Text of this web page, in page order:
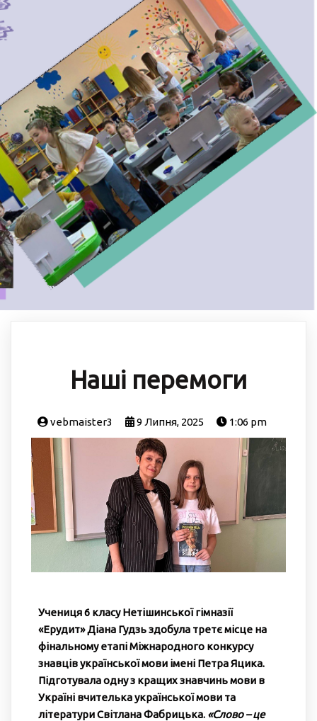
Наші перемоги
vebmaister3 9 Липня, 2025 1:06 pm
Учениця 6 класу Нетішинської гімназії
«Ерудит» Діана Гудзь здобула третє місце на
фінальному етапі Міжнародного конкурсу
знавців української мови імені Петра Яцика.
Підготувала одну з кращих знавчинь мови в
Україні вчителька української мови та
літератури Світлана Фабрицька. «Слово – це